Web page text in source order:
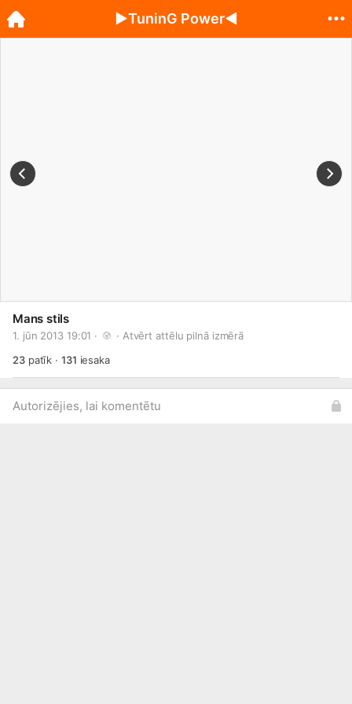
Mans stils
1. jūn 2013 19:01 · · Atvērt attēlu pilnā izmērā
23patīk · 131 iesaka
Autorizējies, lai komentētu
►TuninG Power◄